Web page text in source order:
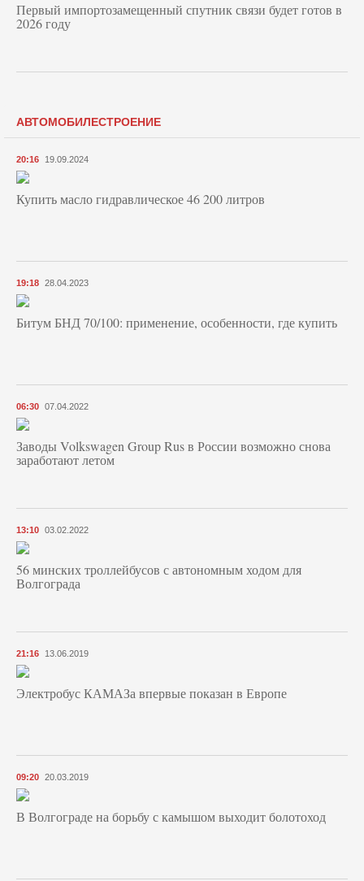
Первый импортозамещенный спутник связи будет готов в
2026 году
АВТОМОБИЛЕСТРОЕНИЕ
20:16 19.09.2024
Купить масло гидравлическое 46 200 литров
19:18 28.04.2023
Битум БНД 70/100: применение, особенности, где купить
06:30 07.04.2022
Заводы Volkswagen Group Rus в России возможно снова
заработают летом
13:10 03.02.2022
56 минских троллейбусов с автономным ходом для
Волгограда
21:16 13.06.2019
Электробус КАМАЗа впервые показан в Европе
09:20 20.03.2019
В Волгограде на борьбу с камышом выходит болотоход